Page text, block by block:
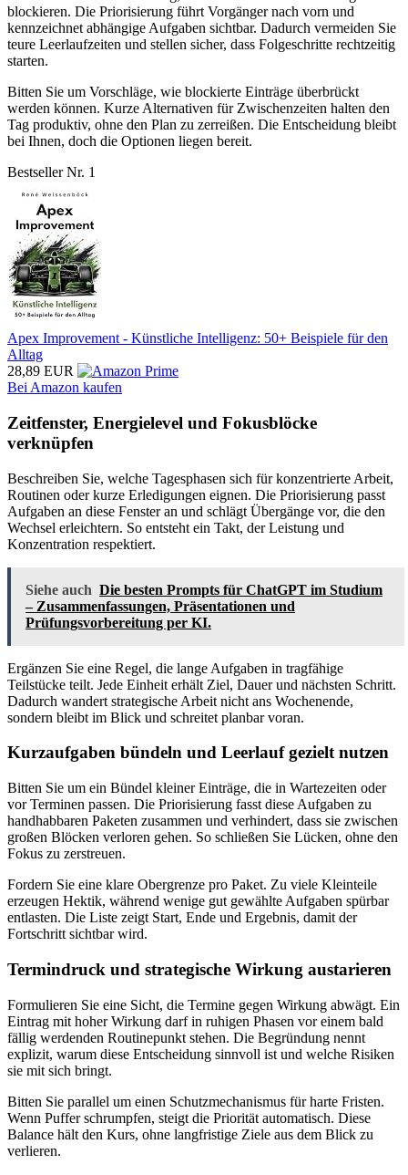
blockieren. Die Priorisierung führt Vorgänger nach vorn und
kennzeichnet abhängige Aufgaben sichtbar. Dadurch vermeiden Sie
teure Leerlaufzeiten und stellen sicher, dass Folgeschritte rechtzeitig
starten.
Bitten Sie um Vorschläge, wie blockierte Einträge überbrückt
werden können. Kurze Alternativen für Zwischenzeiten halten den
Tag produktiv, ohne den Plan zu zerreißen. Die Entscheidung bleibt
bei Ihnen, doch die Optionen liegen bereit.
Bestseller Nr. 1
Apex Improvement - Künstliche Intelligenz: 50+ Beispiele für den
Alltag
28,89 EUR
Bei Amazon kaufen
Zeitfenster, Energielevel und Fokusblöcke
verknüpfen
Beschreiben Sie, welche Tagesphasen sich für konzentrierte Arbeit,
Routinen oder kurze Erledigungen eignen. Die Priorisierung passt
Aufgaben an diese Fenster an und schlägt Übergänge vor, die den
Wechsel erleichtern. So entsteht ein Takt, der Leistung und
Konzentration respektiert.
Siehe auch Die besten Prompts für ChatGPT im Studium
– Zusammenfassungen, Präsentationen und
Prüfungsvorbereitung per KI.
Ergänzen Sie eine Regel, die lange Aufgaben in tragfähige
Teilstücke teilt. Jede Einheit erhält Ziel, Dauer und nächsten Schritt.
Dadurch wandert strategische Arbeit nicht ans Wochenende,
sondern bleibt im Blick und schreitet planbar voran.
Kurzaufgaben bündeln und Leerlauf gezielt nutzen
Bitten Sie um ein Bündel kleiner Einträge, die in Wartezeiten oder
vor Terminen passen. Die Priorisierung fasst diese Aufgaben zu
handhabbaren Paketen zusammen und verhindert, dass sie zwischen
großen Blöcken verloren gehen. So schließen Sie Lücken, ohne den
Fokus zu zerstreuen.
Fordern Sie eine klare Obergrenze pro Paket. Zu viele Kleinteile
erzeugen Hektik, während wenige gut gewählte Aufgaben spürbar
entlasten. Die Liste zeigt Start, Ende und Ergebnis, damit der
Fortschritt sichtbar wird.
Termindruck und strategische Wirkung austarieren
Formulieren Sie eine Sicht, die Termine gegen Wirkung abwägt. Ein
Eintrag mit hoher Wirkung darf in ruhigen Phasen vor einem bald
fällig werdenden Routinepunkt stehen. Die Begründung nennt
explizit, warum diese Entscheidung sinnvoll ist und welche Risiken
sie mit sich bringt.
Bitten Sie parallel um einen Schutzmechanismus für harte Fristen.
Wenn Puffer schrumpfen, steigt die Priorität automatisch. Diese
Balance hält den Kurs, ohne langfristige Ziele aus dem Blick zu
verlieren.